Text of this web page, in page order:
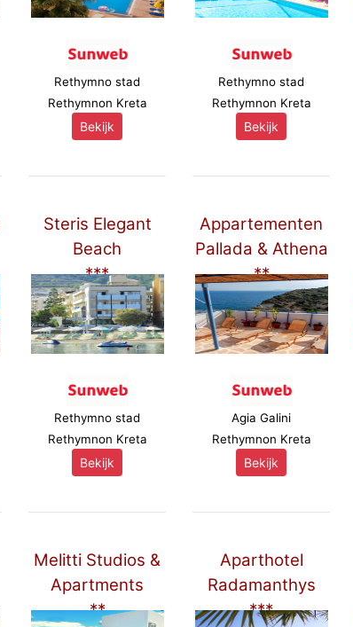
Rethymno stad
Rethymnon Kreta
Bekijk
Rethymno stad
Rethymnon Kreta
Bekijk
Steris Elegant
Beach
***
Rethymno stad
Rethymnon Kreta
Bekijk
Appartementen
Pallada & Athena
**
Agia Galini
Rethymnon Kreta
Bekijk
Melitti Studios &
Apartments
**
Aparthotel
Radamanthys
***